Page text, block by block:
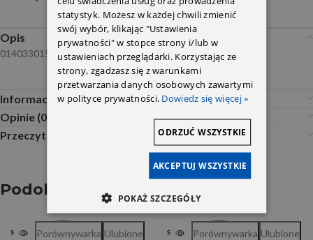
Opis
0140330158
Informacje dodatkowe
Opinie (0)
Przeczytaj Przed Zakupem
Podobne produkty
SOLD OUTPorównywarka Ulubione SOLD OUTPorównywarka Ulubione
statystyk. Możesz w każdej chwili zmienić
swój wybór, klikając "Ustawienia
prywatności" w stopce strony i/lub w
ustawieniach przeglądarki. Korzystając ze
strony, zgadzasz się z warunkami
przetwarzania danych osobowych zawartymi
w polityce prywatności. Dowiedz się więcej »
AKCEPTUJ WSZYSTKIE
ODRZUĆ WSZYSTKIE
POKAŻ SZCZEGÓŁY